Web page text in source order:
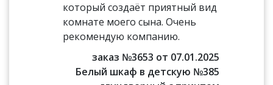
который создаёт приятный вид
комнате моего сына. Очень
рекомендую компанию.
заказ №3653 от 07.01.2025
Белый шкаф в детскую №385